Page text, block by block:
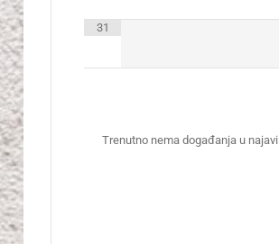
31
Trenutno nema događanja u najavi